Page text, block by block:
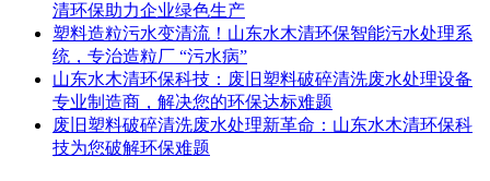
清环保助力企业绿色生产
塑料造粒污水变清流！山东水木清环保智能污水处理系
统，专治造粒厂 “污水病”
山东水木清环保科技：废旧塑料破碎清洗废水处理设备
专业制造商，解决您的环保达标难题
废旧塑料破碎清洗废水处理新革命：山东水木清环保科
技为您破解环保难题